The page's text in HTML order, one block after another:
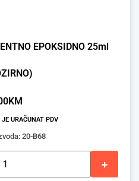
EPOKSIDNO 25ml
KM
URAČUNAT PDV
20-B68
+